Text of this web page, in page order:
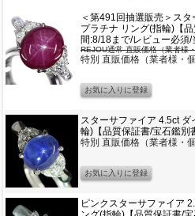
＜第491回抽選販売＞ス
プラチナ リング(指輪)【
間:8/18まで/レビュー必須/
REJOU通常 直販価格（業者様
特別 直販価格（業者様・個
スターサファイア 4.5ct
輪)【品質保証書/宝石鑑別
特別 直販価格（業者様・個
ピンクスターサファイア